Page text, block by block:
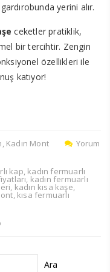
yerini alır.
ceketler pratiklik,
bir tercihtir. Zengin
özellikleri ile
katıyor!
Kadın Mont Yorum
kap kadın fermuarlı
kadın fermuarlı
kadın kısa kaşe
kısa fermuarlı
Ara